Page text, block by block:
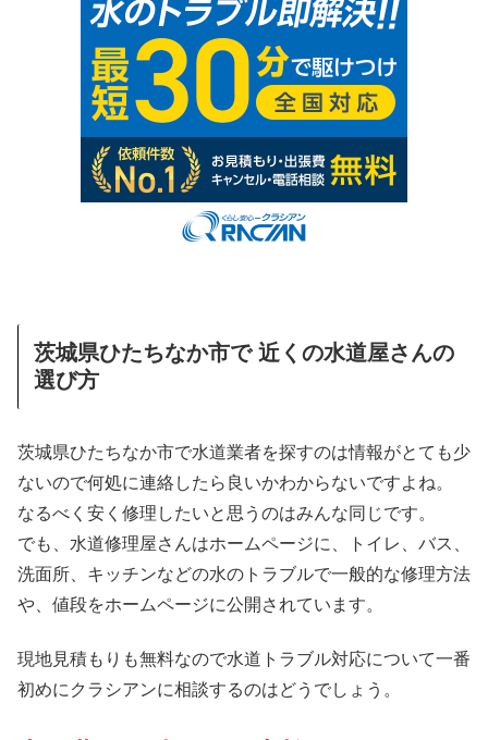
茨城県ひたちなか市で 近くの水道屋さんの
選び方
茨城県ひたちなか市で水道業者を探すのは情報がとても少
ないので何処に連絡したら良いかわからないですよね。
なるべく安く修理したいと思うのはみんな同じです。
でも、水道修理屋さんはホームページに、トイレ、バス、
洗面所、キッチンなどの水のトラブルで一般的な修理方法
や、値段をホームページに公開されています。
現地見積もりも無料なので水道トラブル対応について一番
初めにクラシアンに相談するのはどうでしょう。